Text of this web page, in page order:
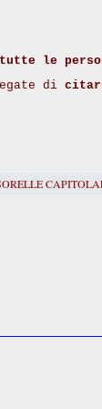
tutte le
di